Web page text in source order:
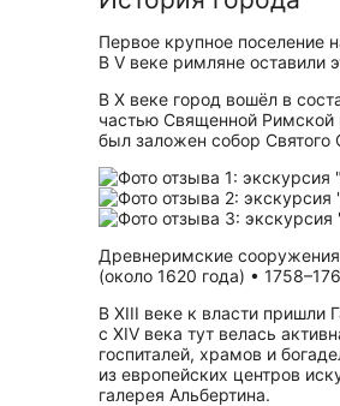
Первое крупное поселение
В V веке римляне оставили
В X веке город вошёл в
частью Священной Римской
был заложен собор Святого
Древнеримские
(около 1620 года) •
В XIII веке к власти пришли
с XIV века тут велась
госпиталей, храмов и
из европейских центров
галерея Альбертина.